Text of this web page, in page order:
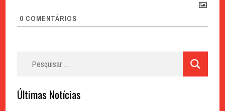
0 COMENTÁRIOS
Últimas Notícias